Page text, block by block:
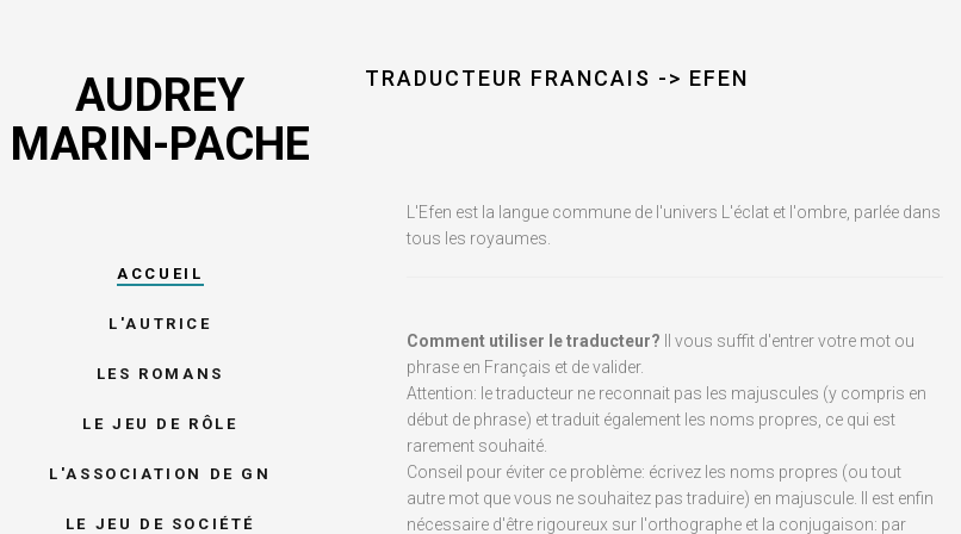
AUDREY
MARIN-PACHE
ACCUEIL
L'AUTRICE
LES ROMANS
LE JEU DE RÔLE
L'ASSOCIATION DE GN
LE JEU DE SOCIÉTÉ
TRADUCTEUR FRANCAIS -> EFEN
L'Efen est la langue commune de l'univers L'éclat et l'ombre, parlée dans
tous les royaumes.
Comment utiliser le traducteur? Il vous suffit d'entrer votre mot ou
phrase en Français et de valider.
Attention: le traducteur ne reconnait pas les majuscules (y compris en
début de phrase) et traduit également les noms propres, ce qui est
rarement souhaité.
Conseil pour éviter ce problème: écrivez les noms propres (ou tout
autre mot que vous ne souhaitez pas traduire) en majuscule. Il est enfin
nécessaire d'être rigoureux sur l'orthographe et la conjugaison: par